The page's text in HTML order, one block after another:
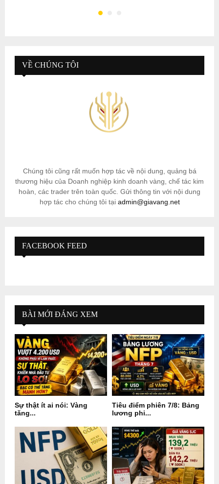
VỀ CHÚNG TÔI
Chúng tôi cũng rất muốn hợp tác về nội dung, quảng bá
thương hiệu của Doanh nghiệp kinh doanh vàng, chế tác kim
hoàn, các trader trên toàn quốc. Gửi thông tin với nội dung
hợp tác cho chúng tôi tại admin@giavang.net
FACEBOOK FEED
BÀI MỚI ĐÁNG XEM
Sự thật ít ai nói: Vàng
tăng...
Tiêu điểm phiên 7/8: Bảng
lương phi...